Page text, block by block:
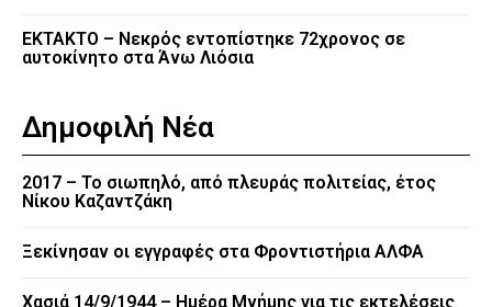
EKTAKTO – Νεκρός εντοπίστηκε 72χρονος σε
αυτοκίνητο στα Άνω Λιόσια
Δημοφιλή Νέα
2017 – Το σιωπηλό, από πλευράς πολιτείας, έτος
Νίκου Καζαντζάκη
Ξεκίνησαν οι εγγραφές στα Φροντιστήρια ΑΛΦΑ
Χασιά 14/9/1944 – Ημέρα Μνήμης για τις εκτελέσεις